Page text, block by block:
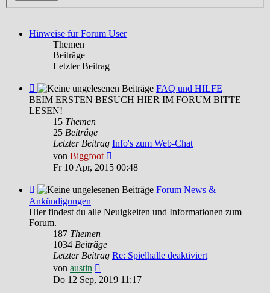
Hinweise für Forum User
Themen
Beiträge
Letzter Beitrag
Feed
-
FAQ
HILFE
FAQ und HILFE
BEIM ERSTEN BESUCH HIER IM FORUM BITTE
LESEN!
15 Themen
25 Beiträge
Letzter Beitrag Info's zum Web-Chat
von Biggfoot
Beitrag
Fr 10 Apr, 2015 00:48
Feed
-
Forum
News
Ankündigungen
Forum News &
Ankündigungen
Hier findest du alle Neuigkeiten und Informationen zum
Forum.
187 Themen
1034 Beiträge
Letzter Beitrag Re: Spielhalle deaktiviert
von austin
Beitrag
Do 12 Sep, 2019 11:17